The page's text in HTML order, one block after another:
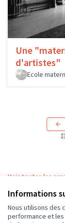
Informations
Nous utilisons des
performance et
Une
d'artistes"
Ecole
Voir toutes les
Conditions
Paramètres des